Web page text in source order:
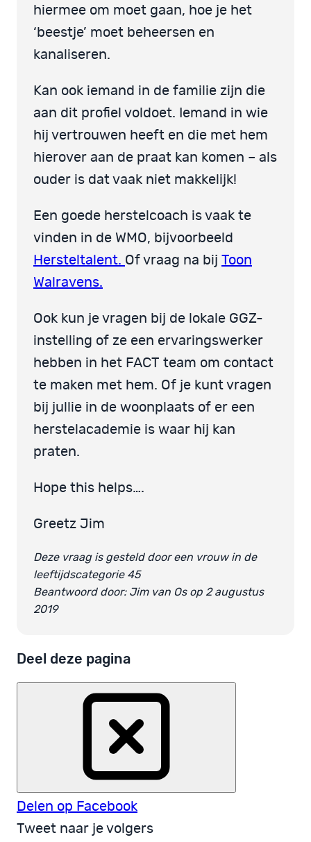
hiermee om moet gaan, hoe je het
‘beestje’ moet beheersen en
kanaliseren.
Kan ook iemand in de familie zijn die
aan dit profiel voldoet. Iemand in wie
hij vertrouwen heeft en die met hem
hierover aan de praat kan komen – als
ouder is dat vaak niet makkelijk!
Een goede herstelcoach is vaak te
vinden in de WMO, bijvoorbeeld
Hersteltalent. Of vraag na bij Toon
Walravens.
Ook kun je vragen bij de lokale GGZ-
instelling of ze een ervaringswerker
hebben in het FACT team om contact
te maken met hem. Of je kunt vragen
bij jullie in de woonplaats of er een
herstelacademie is waar hij kan
praten.
Hope this helps….
Greetz Jim
Deze vraag is gesteld door een vrouw in de
leeftijdscategorie 45
Beantwoord door: Jim van Os op 2 augustus
2019
Deel deze pagina
Delen op Facebook
Tweet naar je volgers